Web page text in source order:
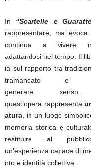
In “Scartelle e
rappresentare, ma
continua a vivere
adattandosi nel tempo. Il
ia sul rapporto tra
tramandato
generare
quest’opera rappresenta
atura , in un luogo
memoria storica e
restituire al
un’esperienza capace di
nto e identità collettiva.